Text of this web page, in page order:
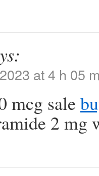
at 4 h 05
mcg sale
2 mg